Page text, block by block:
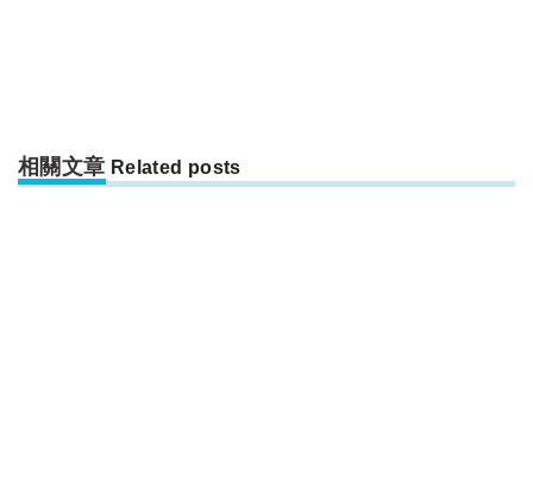
相關文章 Related posts